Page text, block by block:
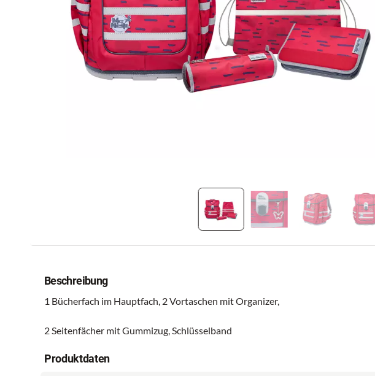
Beschreibung
1 Bücherfach im Hauptfach, 2 Vortaschen mit Organizer,
2 Seitenfächer mit Gummizug, Schlüsselband
Produktdaten